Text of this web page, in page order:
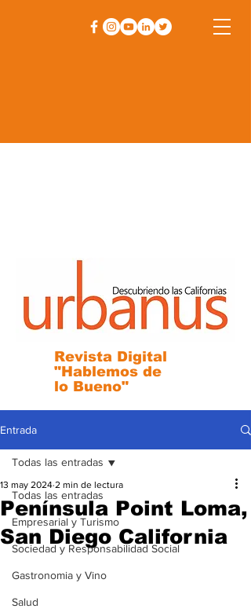
Revista Digital
"Hablemos de
lo Bueno"
Entrada
Todas las entradas
Empresarial y Turismo
Sociedad y Responsabilidad Social
Gastronomia y Vino
Salud
Todas las entradas
Península Point Loma,
San Diego California
13 may 2024 2 min de lectura